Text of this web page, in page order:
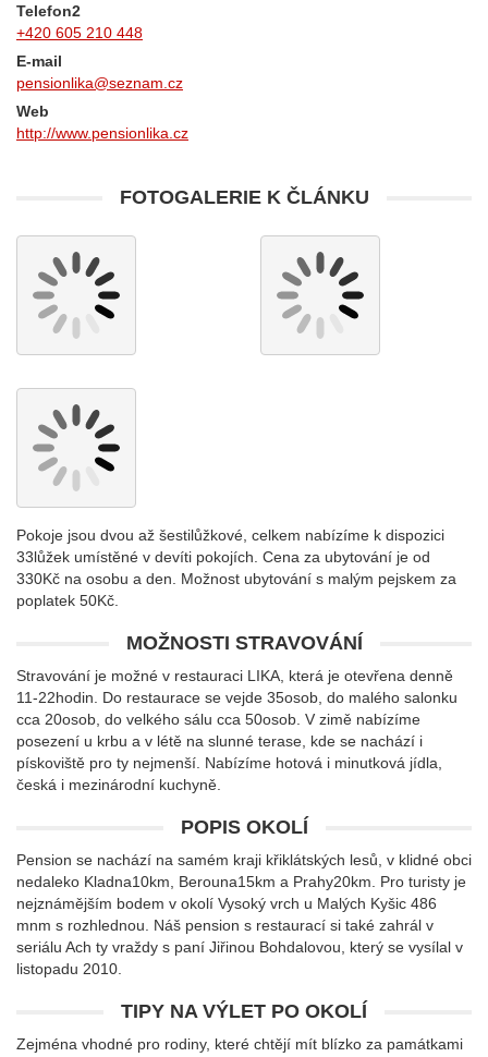
Telefon2
+420 605 210 448
E-mail
pensionlika@seznam.cz
Web
http://www.pensionlika.cz
FOTOGALERIE K ČLÁNKU
Pokoje jsou dvou až šestilůžkové, celkem nabízíme k dispozici
33lůžek umístěné v devíti pokojích. Cena za ubytování je od
330Kč na osobu a den. Možnost ubytování s malým pejskem za
poplatek 50Kč.
MOŽNOSTI STRAVOVÁNÍ
Stravování je možné v restauraci LIKA, která je otevřena denně
11-22hodin. Do restaurace se vejde 35osob, do malého salonku
cca 20osob, do velkého sálu cca 50osob. V zimě nabízíme
posezení u krbu a v létě na slunné terase, kde se nachází i
pískoviště pro ty nejmenší. Nabízíme hotová i minutková jídla,
česká i mezinárodní kuchyně.
POPIS OKOLÍ
Pension se nachází na samém kraji křiklátských lesů, v klidné obci
nedaleko Kladna10km, Berouna15km a Prahy20km. Pro turisty je
nejznámějším bodem v okolí Vysoký vrch u Malých Kyšic 486
mnm s rozhlednou. Náš pension s restaurací si také zahrál v
seriálu Ach ty vraždy s paní Jiřinou Bohdalovou, který se vysílal v
listopadu 2010.
TIPY NA VÝLET PO OKOLÍ
Zejména vhodné pro rodiny, které chtějí mít blízko za památkami